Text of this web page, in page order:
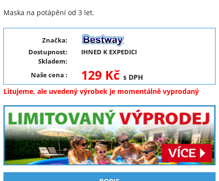
Maska na potápění od 3 let.
Značka:
Dostupnost:
IHNED K EXPEDICI
Skladem:
Naše cena : 129 Kč s DPH
Litujeme, ale uvedený výrobek je momentálně vyprodaný